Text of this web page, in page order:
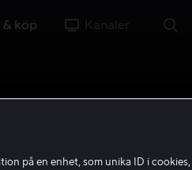
& köp Kanaler
på en enhet, som unika ID i cookies,